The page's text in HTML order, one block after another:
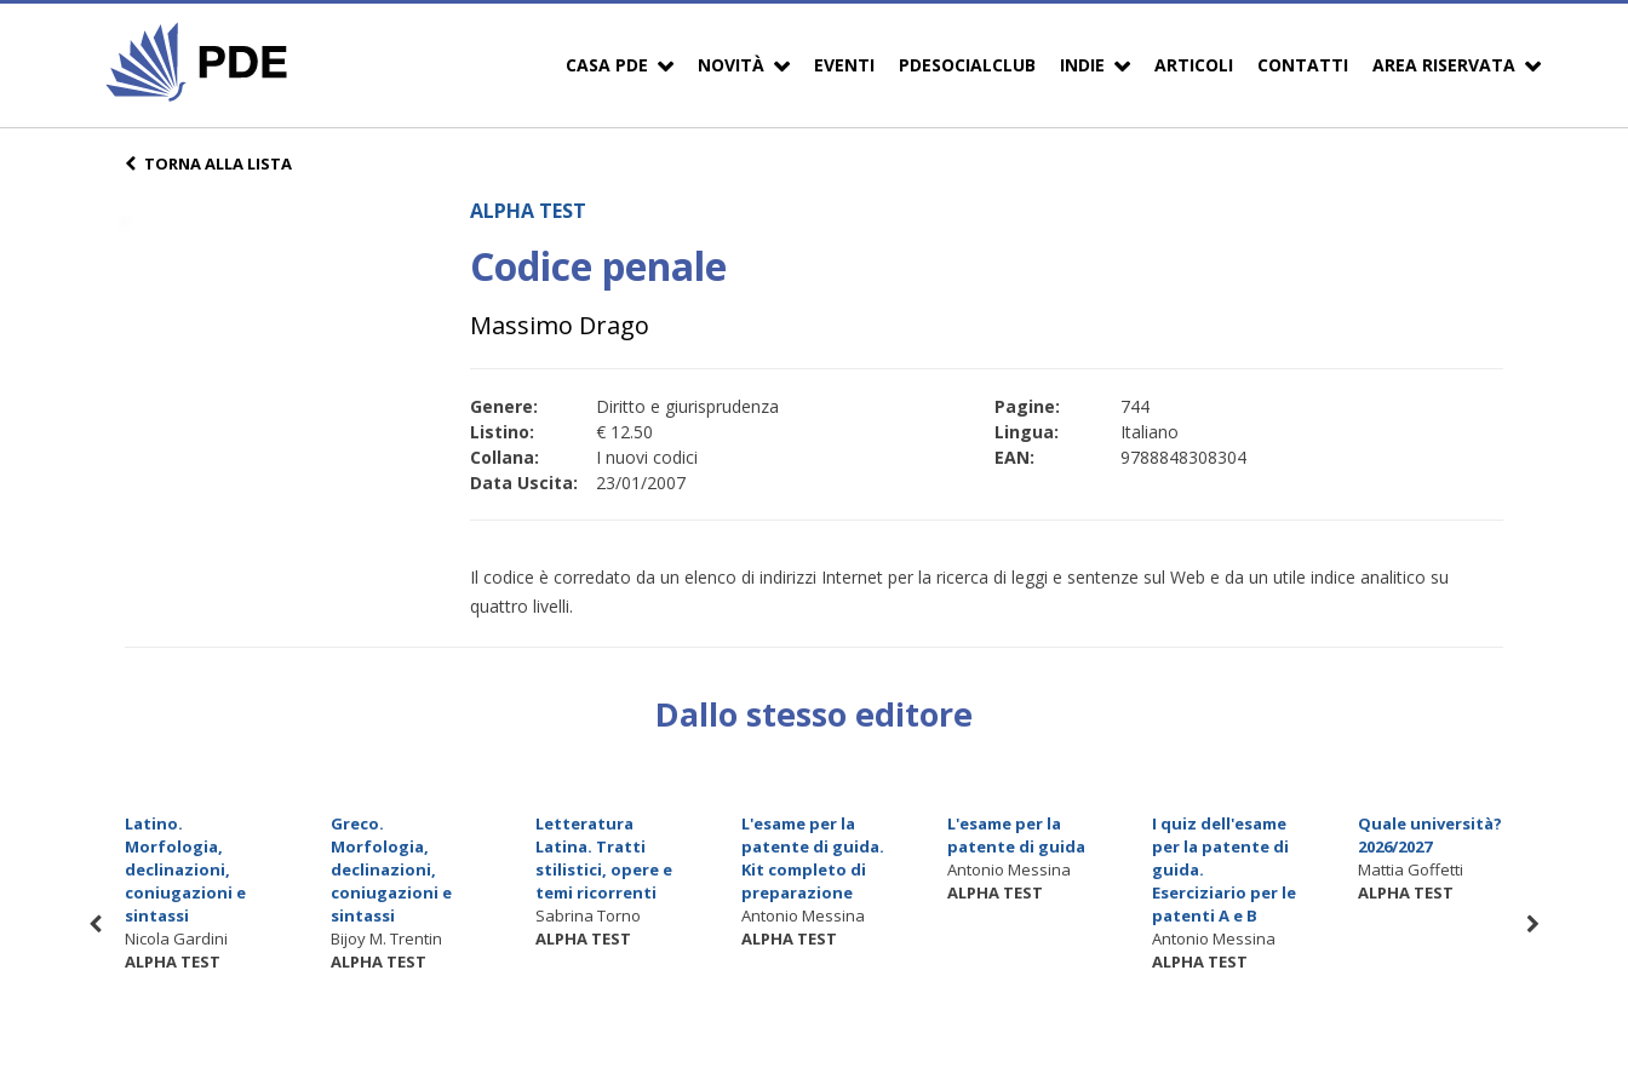
CASA PDE NOVITÀ EVENTI PDESOCIALCLUB INDIE ARTICOLI CONTATTI AREA RISERVATA
TORNA ALLA LISTA
ALPHA TEST
Codice penale
Massimo Drago
Genere:
Diritto e giurisprudenza
Listino:
€ 12.50
Collana:
I nuovi codici
Data Uscita:
23/01/2007
Pagine:
744
Lingua:
Italiano
EAN:
9788848308304
Il codice è corredato da un elenco di indirizzi Internet per la ricerca di leggi e sentenze sul Web e da un utile indice analitico su
quattro livelli.
Dallo stesso editore
Latino.
Morfologia,
declinazioni,
coniugazioni e
sintassi
Nicola Gardini
ALPHA TEST
Greco.
Morfologia,
declinazioni,
coniugazioni e
sintassi
Bijoy M. Trentin
ALPHA TEST
Letteratura
Latina. Tratti
stilistici, opere e
temi ricorrenti
Sabrina Torno
ALPHA TEST
L'esame per la
patente di guida.
Kit completo di
preparazione
Antonio Messina
ALPHA TEST
L'esame per la
patente di guida
Antonio Messina
ALPHA TEST
I quiz dell'esame
per la patente di
guida.
Eserciziario per le
patenti A e B
Antonio Messina
ALPHA TEST
Quale università?
2026/2027
Mattia Goffetti
ALPHA TEST